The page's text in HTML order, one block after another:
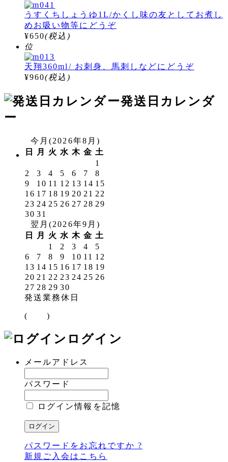
うすくちしょうゆ1L/かくし味の友としてお煮し
めお吸い物等にどうぞ
¥650(税込)
位
天翔360ml/ お刺身、馬刺しなどにどうぞ
¥960(税込)
発送日カレンダ
ー
今月(2026年8月)
日
月 火 水 木 金 土
1
2
3 4 5 6 7
8
9
10 11 12 13 14 15
16 17 18 19 20 21 22
23 24 25 26 27 28 29
30 31
翌月(2026年9月)
日
月 火 水 木 金 土
1
2 3 4
5
6
7 8 9 10 11 12
13 14 15 16 17 18 19
20 21 22 23 24 25 26
27 28 29 30
発送業務休日
( )
ログイン
メールアドレス
パスワード
ログイン情報を記憶
パスワードをお忘れですか ?
新規ご入会はこちら